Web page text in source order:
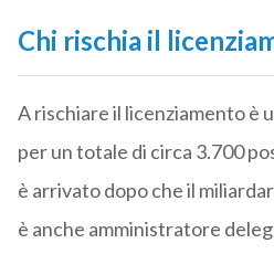
Chi rischia il
A rischiare il licenziamento è
per un totale di circa 3.700
è arrivato dopo che il
è anche amministratore